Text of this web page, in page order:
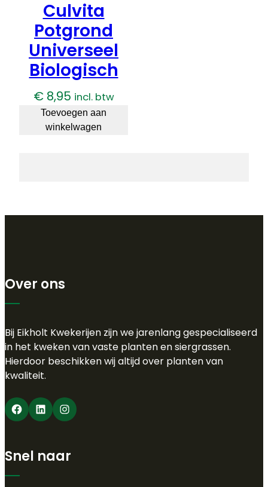
Culvita
Potgrond
Universeel
Biologisch
€8,95 incl. btw
Toevoegen aan
winkelwagen
Over ons
Bij Eikholt Kwekerijen zijn we jarenlang gespecialiseerd
in het kweken van vaste planten en siergrassen.
Hierdoor beschikken wij altijd over planten van
kwaliteit.
Facebook LinkedIn Instagram
Snel naar